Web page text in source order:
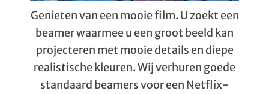
Genieten van een mooie film. U zoekt een
beamer waarmee u een groot beeld kan
projecteren met mooie details en diepe
realistische kleuren. Wij verhuren goede
standaard beamers voor een Netflix-